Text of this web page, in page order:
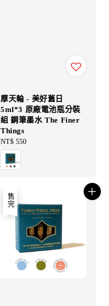
摩天輪 - 美好舊日
5ml*3 原廠電池瓶分裝
組 鋼筆墨水 The Finer
Things
Regular
price
NT$ 550
售完